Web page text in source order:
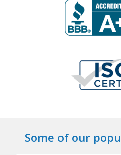
Some of our